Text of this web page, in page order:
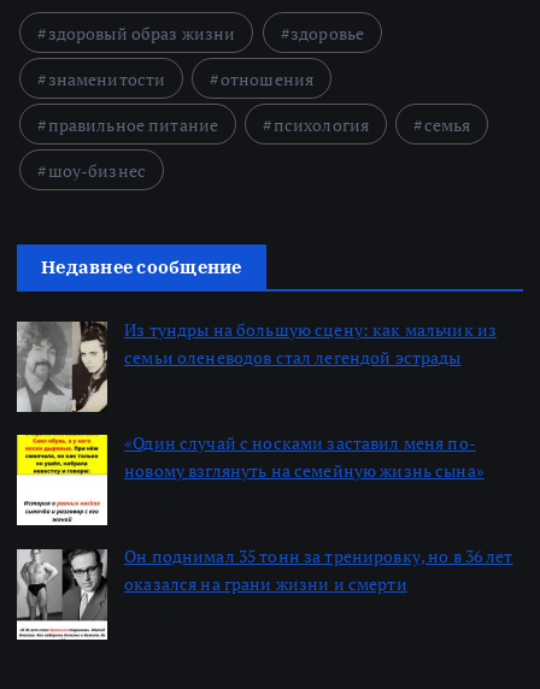
здоровый образ жизни
здоровье
знаменитости
отношения
правильное питание
психология
семья
шоу-бизнес
Недавнее сообщение
Из тундры на большую сцену: как мальчик из
семьи оленеводов стал легендой эстрады
«Один случай с носками заставил меня по-
новому взглянуть на семейную жизнь сына»
Он поднимал 35 тонн за тренировку, но в 36 лет
оказался на грани жизни и смерти